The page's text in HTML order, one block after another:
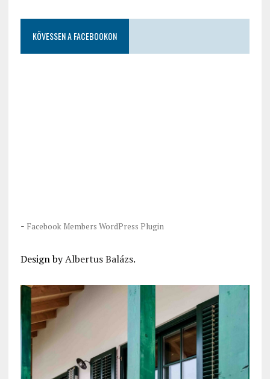
KÖVESSEN A FACEBOOKON
- Facebook Members WordPress Plugin
Design byAlbertus Balázs.